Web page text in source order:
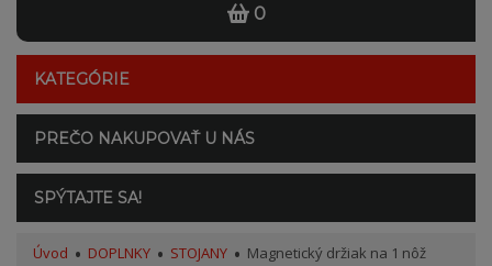
0
KATEGÓRIE
PREČO NAKUPOVAŤ U NÁS
SPÝTAJTE SA!
Úvod DOPLNKY STOJANY Magnetický držiak na 1 nôž